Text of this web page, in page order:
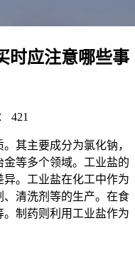
时应注意哪些事
421
其主要成分为氯化钠，
等多个领域。工业盐的
。工业盐在化工中作为
清洗剂等的生产。在食
制药则利用工业盐作为